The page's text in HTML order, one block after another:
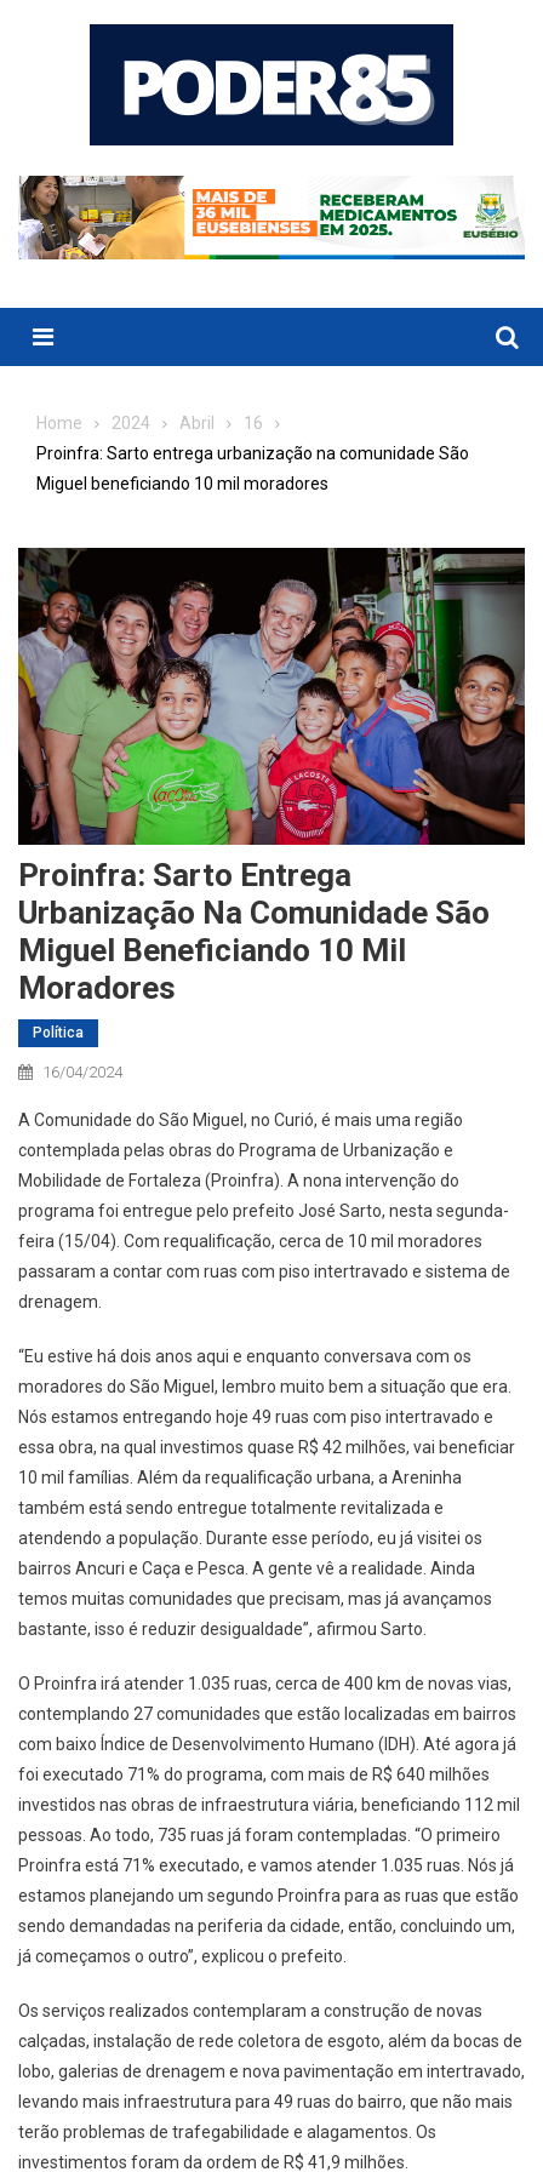
Menu
Home 2024 Abril
16
Proinfra: Sarto entrega urbanização na comunidade São
Miguel beneficiando 10 mil moradores
Proinfra: Sarto Entrega
Urbanização Na Comunidade São
Miguel Beneficiando 10 Mil
Moradores
Política
16/04/2024
A Comunidade do São Miguel, no Curió, é mais uma região
contemplada pelas obras do Programa de Urbanização e
Mobilidade de Fortaleza (Proinfra). A nona intervenção do
programa foi entregue pelo prefeito José Sarto, nesta segunda-
feira (15/04). Com requalificação, cerca de 10 mil moradores
passaram a contar com ruas com piso intertravado e sistema de
drenagem.
“Eu estive há dois anos aqui e enquanto conversava com os
moradores do São Miguel, lembro muito bem a situação que era.
Nós estamos entregando hoje 49 ruas com piso intertravado e
essa obra, na qual investimos quase R$ 42 milhões, vai beneficiar
10 mil famílias. Além da requalificação urbana, a Areninha
também está sendo entregue totalmente revitalizada e
atendendo a população. Durante esse período, eu já visitei os
bairros Ancuri e Caça e Pesca. A gente vê a realidade. Ainda
temos muitas comunidades que precisam, mas já avançamos
bastante, isso é reduzir desigualdade”, afirmou Sarto.
O Proinfra irá atender 1.035 ruas, cerca de 400 km de novas vias,
contemplando 27 comunidades que estão localizadas em bairros
com baixo Índice de Desenvolvimento Humano (IDH). Até agora já
foi executado 71% do programa, com mais de R$ 640 milhões
investidos nas obras de infraestrutura viária, beneficiando 112 mil
pessoas. Ao todo, 735 ruas já foram contempladas. “O primeiro
Proinfra está 71% executado, e vamos atender 1.035 ruas. Nós já
estamos planejando um segundo Proinfra para as ruas que estão
sendo demandadas na periferia da cidade, então, concluindo um,
já começamos o outro”, explicou o prefeito.
Os serviços realizados contemplaram a construção de novas
calçadas, instalação de rede coletora de esgoto, além da bocas de
lobo, galerias de drenagem e nova pavimentação em intertravado,
levando mais infraestrutura para 49 ruas do bairro, que não mais
terão problemas de trafegabilidade e alagamentos. Os
investimentos foram da ordem de R$ 41,9 milhões.